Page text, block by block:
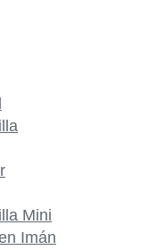
Mini
Imán